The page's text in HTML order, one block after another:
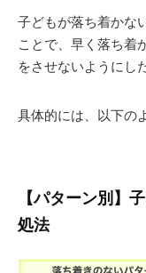
子どもが落ち着かな
ことで、早く落ち着
をさせないようにし
具体的には、以下の
【パターン別】
処法